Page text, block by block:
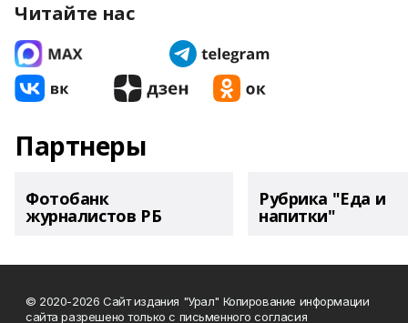
Читайте нас
Партнеры
Фотобанк
журналистов РБ
Рубрика "Еда и
напитки"
© 2020-2026 Сайт издания "Урал" Копирование информации
сайта разрешено только с письменного согласия